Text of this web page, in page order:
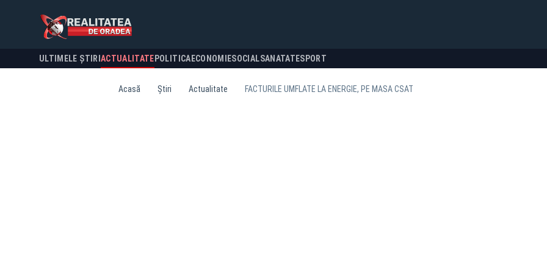
ULTIMELE ȘTIRI ACTUALITATE POLITICA ECONOMIESOCIALSANATATESPORT
Acasă Știri Actualitate FACTURILE UMFLATE LA ENERGIE, PE MASA CSAT